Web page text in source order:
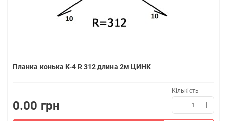
Планка конька К-4 R 312 длина 2м ЦИНК
0.00 грн
Кількість